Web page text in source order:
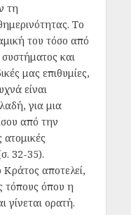
τη
Το
του τόσο από
συστήματος και
μας επιθυμίες,
είναι
για μια
από την
32-35).
αποτελεί,
τόπους όπου η
γίνεται ορατή.